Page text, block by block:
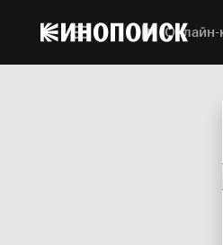
Онлайн-